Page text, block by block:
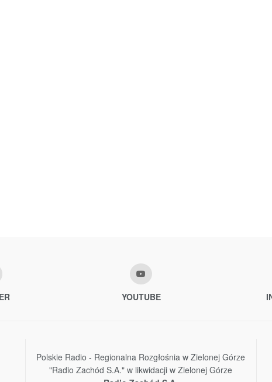
YOUTUBE
Polskie Radio - Regionalna Rozgłośnia w Zielonej Górze
"Radio Zachód S.A." w likwidacji w Zielonej Górze